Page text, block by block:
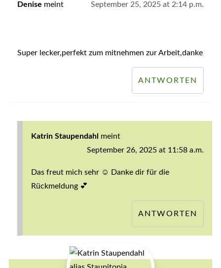
Denise meint September 25, 2025 at 2:14 p.m.
Super lecker,perfekt zum mitnehmen zur Arbeit,danke
ANTWORTEN
Katrin Staupendahl meint
September 26, 2025 at 11:58 a.m.
Das freut mich sehr ☺️ Danke dir für die
Rückmeldung 💕
ANTWORTEN